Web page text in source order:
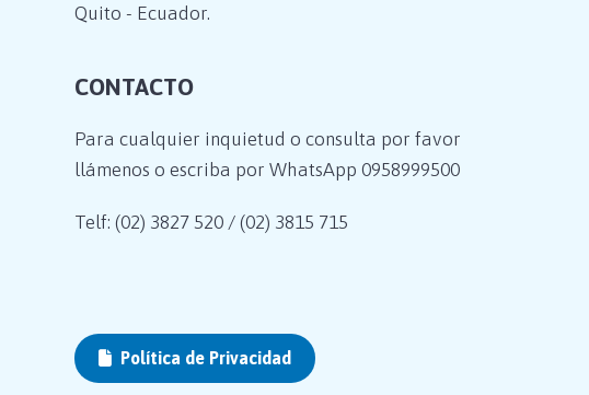
Quito - Ecuador.
CONTACTO
Para cualquier inquietud o consulta por favor
llámenos o escriba por WhatsApp 0958999500
Telf: (02) 3827 520 / (02) 3815 715
Política de Privacidad